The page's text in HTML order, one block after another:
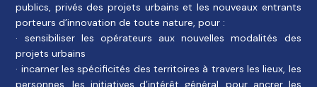
publics, privés des projets urbains et les nouveaux entrants
porteurs d’innovation de toute nature, pour :
· sensibiliser les opérateurs aux nouvelles modalités des
projets urbains
· incarner les spécificités des territoires à travers les lieux, les
personnes, les initiatives d’intérêt général, pour ancrer les